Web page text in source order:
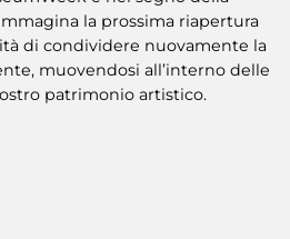
la prossima riapertura
di condividere nuovamente la
muovendosi all’interno delle
patrimonio artistico.